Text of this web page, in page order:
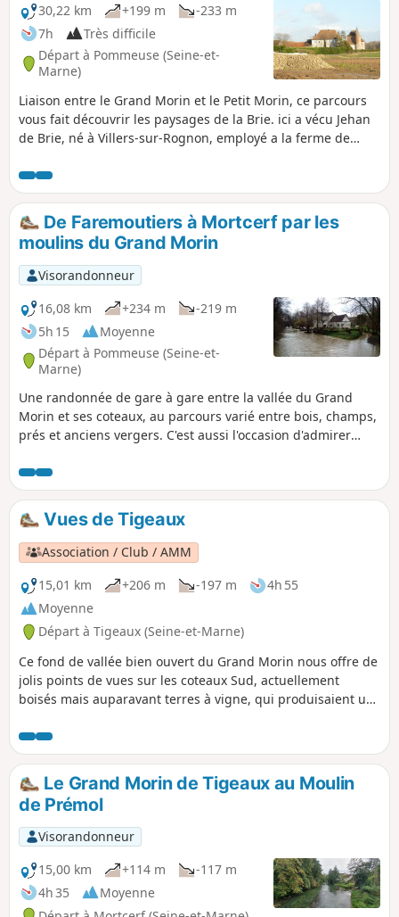
30,22 km
+199 m
-233 m
7h
Très difficile
Départ à Pommeuse (Seine-et-
Marne)
Liaison entre le Grand Morin et le Petit Morin, ce parcours
vous fait découvrir les paysages de la Brie. ici a vécu Jehan
de Brie, né à Villers-sur-Rognon, employé a la ferme de
brebis pour le Roi Charles V.
De Faremoutiers à Mortcerf par les
moulins du Grand Morin
Visorandonneur
16,08 km
+234 m
-219 m
5h 15
Moyenne
Départ à Pommeuse (Seine-et-
Marne)
Une randonnée de gare à gare entre la vallée du Grand
Morin et ses coteaux, au parcours varié entre bois, champs,
prés et anciens vergers. C'est aussi l'occasion d'admirer
long de la rivière.
Vues de Tigeaux
Association / Club / AMM
15,01 km
+206 m -197 m
4h 55
Moyenne
Départ à Tigeaux (Seine-et-Marne)
Ce fond de vallée bien ouvert du Grand Morin nous offre de
jolis points de vues sur les coteaux Sud, actuellement
boisés mais auparavant terres à vigne, qui produisaient un
Le Grand Morin de Tigeaux au Moulin
de Prémol
Visorandonneur
15,00 km
+114 m
-117 m
4h 35
Moyenne